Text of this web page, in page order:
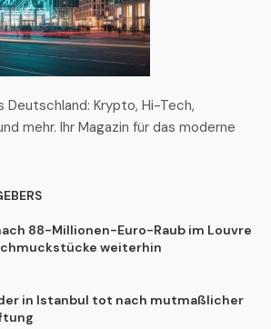
Deutschland: Krypto, Hi-Tech,
mehr. Ihr Magazin für das moderne
88-Millionen-Euro-Raub im Louvre
weiterhin
in Istanbul tot nach mutmaßlicher